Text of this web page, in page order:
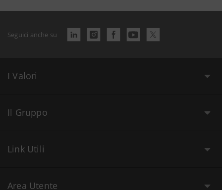
Seguici anche su
I Valori
Il Gruppo
Link Utili
Area Utente